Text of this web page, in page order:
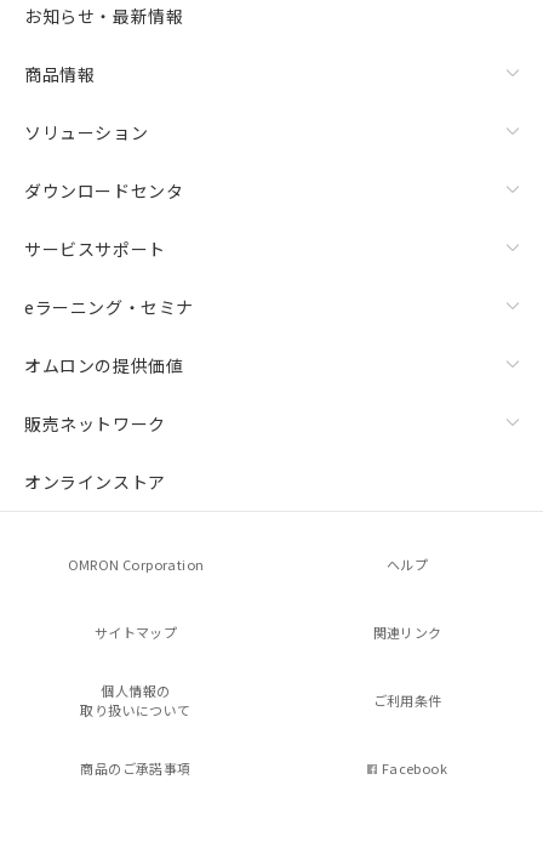
お知らせ・最新情報
商品情報
ソリューション
ダウンロードセンタ
サービスサポート
eラーニング・セミナ
オムロンの提供価値
販売ネットワーク
オンラインストア
OMRON Corporation ヘルプ
サイトマップ 関連リンク
個人情報の
取り扱いについて
ご利用条件
商品のご承諾事項 Facebook